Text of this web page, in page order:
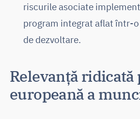
riscurile asociate
program integrat aflat într-
de dezvoltare.
Relevanță ridicată
europeană a